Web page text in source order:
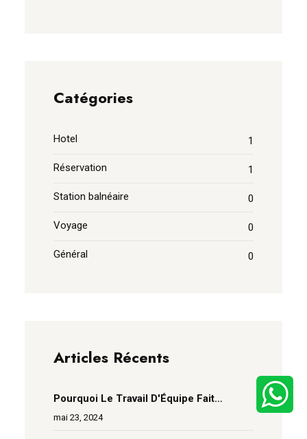
Catégories
Hotel 1
Réservation 1
Station balnéaire 0
Voyage 0
Général 0
Articles Récents
Pourquoi Le Travail D'Équipe Fait
Vraiment Fonctionner Le Rêve
mai 23, 2024